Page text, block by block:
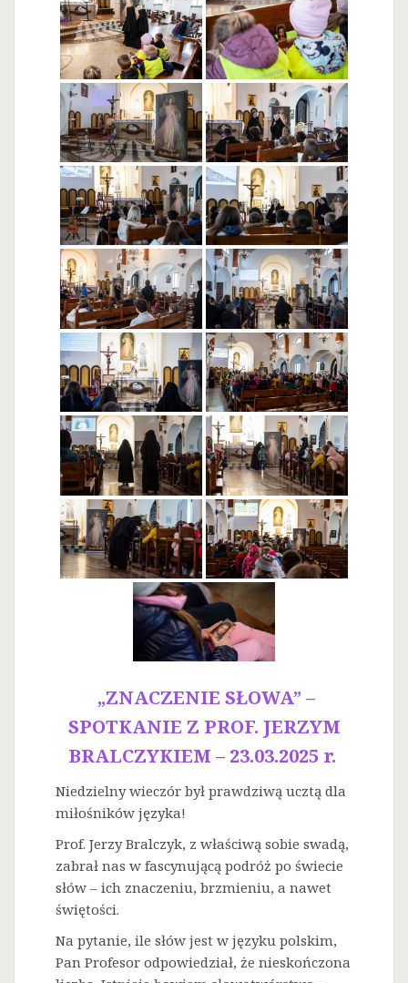
„ZNACZENIE SŁOWA” –
SPOTKANIE Z PROF. JERZYM
BRALCZYKIEM – 23.03.2025 r.
Niedzielny wieczór był prawdziwą ucztą dla
miłośników języka!
Prof. Jerzy Bralczyk, z właściwą sobie swadą,
zabrał nas w fascynującą podróż po świecie
słów – ich znaczeniu, brzmieniu, a nawet
świętości.
Na pytanie, ile słów jest w języku polskim,
Pan Profesor odpowiedział, że nieskończona